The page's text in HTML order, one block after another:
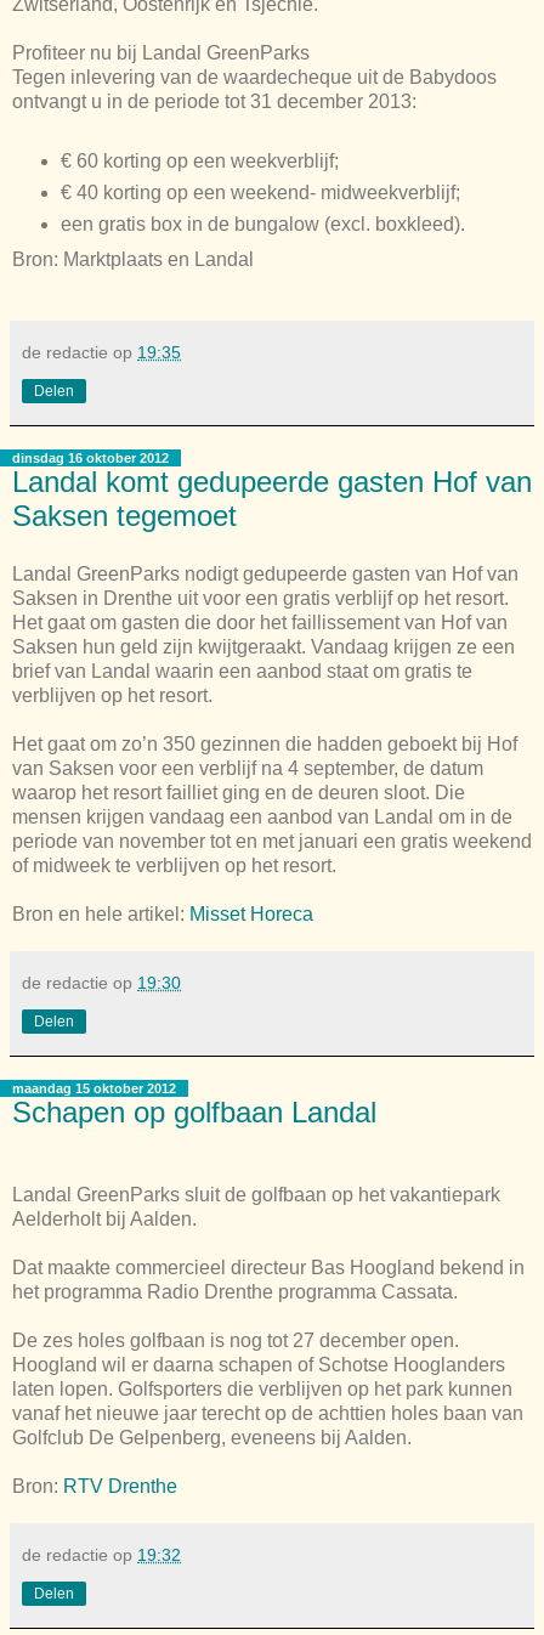
Zwitserland, Oostenrijk en Tsjechië.
Profiteer nu bij Landal GreenParks
Tegen inlevering van de waardecheque uit de Babydoos
ontvangt u in de periode tot 31 december 2013:
€ 60 korting op een weekverblijf;
€ 40 korting op een weekend- midweekverblijf;
een gratis box in de bungalow (excl. boxkleed).
Bron: Marktplaats en Landal
de redactie op 19:35
Delen
dinsdag 16 oktober 2012
Landal komt gedupeerde gasten Hof van
Saksen tegemoet
Landal GreenParks nodigt gedupeerde gasten van Hof van
Saksen in Drenthe uit voor een gratis verblijf op het resort.
Het gaat om gasten die door het faillissement van Hof van
Saksen hun geld zijn kwijtgeraakt. Vandaag krijgen ze een
brief van Landal waarin een aanbod staat om gratis te
verblijven op het resort.
Het gaat om zo’n 350 gezinnen die hadden geboekt bij Hof
van Saksen voor een verblijf na 4 september, de datum
waarop het resort failliet ging en de deuren sloot. Die
mensen krijgen vandaag een aanbod van Landal om in de
periode van november tot en met januari een gratis weekend
of midweek te verblijven op het resort.
Bron en hele artikel: Misset Horeca
de redactie op 19:30
Delen
maandag 15 oktober 2012
Schapen op golfbaan Landal
Landal GreenParks sluit de golfbaan op het vakantiepark
Aelderholt bij Aalden.
Dat maakte commercieel directeur Bas Hoogland bekend in
het programma Radio Drenthe programma Cassata.
De zes holes golfbaan is nog tot 27 december open.
Hoogland wil er daarna schapen of Schotse Hooglanders
laten lopen. Golfsporters die verblijven op het park kunnen
vanaf het nieuwe jaar terecht op de achttien holes baan van
Golfclub De Gelpenberg, eveneens bij Aalden.
Bron: RTV Drenthe
de redactie op 19:32
Delen